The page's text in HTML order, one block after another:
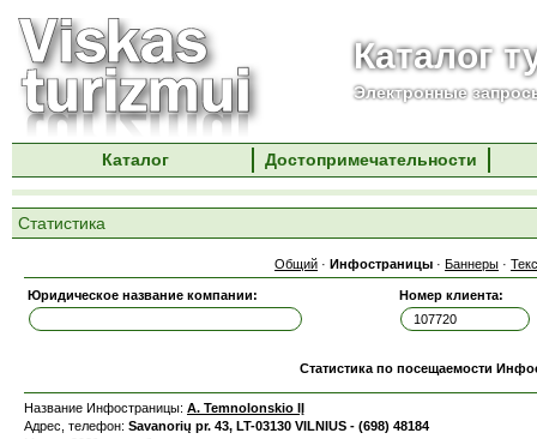
Каталог
Электронные
Каталог Достопримечательности
Статистика
Общий · Инфостраницы · Баннеры ·
Юридическое название компании: Номер клиента:
Статистика по посещаемости
Название Инфостраницы: A. Temnolonskio IĮ
Адрес, телефон: Savanorių pr. 43, LT-03130 VILNIUS - (698) 48184